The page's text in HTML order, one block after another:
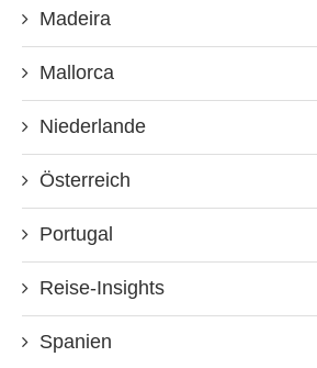
Madeira
Mallorca
Niederlande
Österreich
Portugal
Reise-Insights
Spanien